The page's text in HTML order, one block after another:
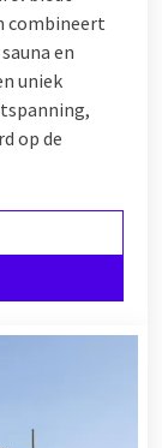
combineert
en
uniek
op de